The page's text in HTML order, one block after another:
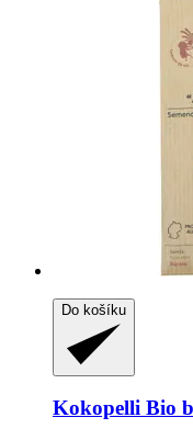
Do košíku
Kokopelli Bio